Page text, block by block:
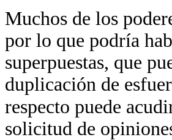
Muchos de los
por lo que podría
superpuestas, que
duplicación de
respecto puede
solicitud de